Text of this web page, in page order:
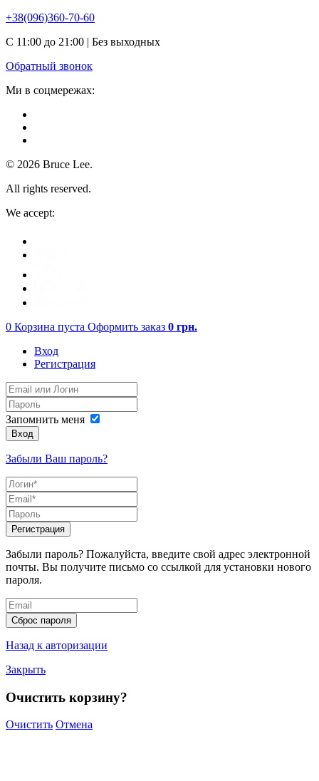
+38(096)360-70-60
С 11:00 до 21:00 | Без выходных
Обратный звонок
Ми в соцмережах:
© 2026 Bruce Lee.
All rights reserved.
We accept:
0 Корзина пуста Оформить заказ 0 грн.
Вход
Регистрация
Запомнить меня
Вход
Забыли Ваш пароль?
Регистрация
Забыли пароль? Пожалуйста, введите свой адрес электронной
почты. Вы получите письмо со ссылкой для установки нового
пароля.
Сброс пароля
Назад к авторизации
Закрыть
Очистить корзину?
Очистить Отмена